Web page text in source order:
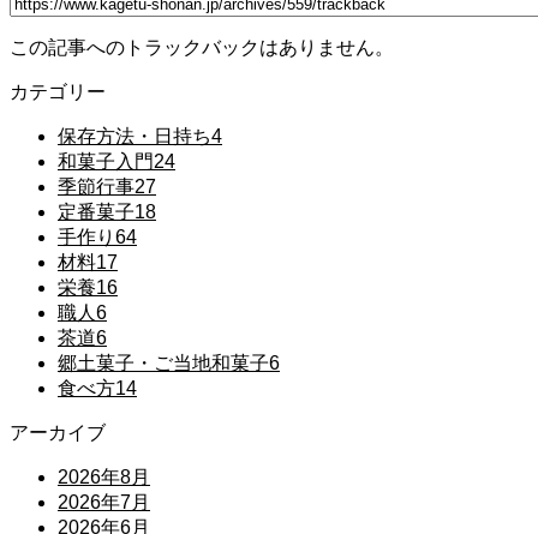
この記事へのトラックバックはありません。
カテゴリー
保存方法・日持ち4
和菓子入門24
季節行事27
定番菓子18
手作り 64
材料17
栄養16
職人 6
茶道6
郷土菓子・ご当地和菓子6
食べ方14
アーカイブ
2026年8月
2026年7月
2026年6月